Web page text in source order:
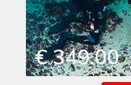
€ 349.00